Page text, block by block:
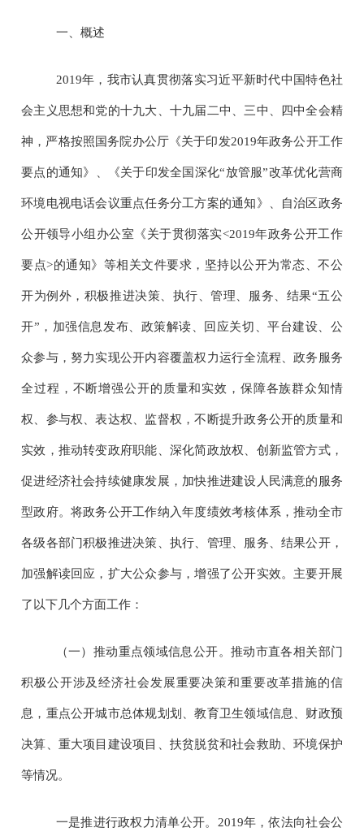
一、概述
2019年，我市认真贯彻落实习近平新时代中国特色社
会主义思想和党的十九大、十九届二中、三中、四中全会精
神，严格按照国务院办公厅《关于印发2019年政务公开工作
要点的通知》、《关于印发全国深化“放管服”改革优化营商
环境电视电话会议重点任务分工方案的通知》、自治区政务
公开领导小组办公室《关于贯彻落实<2019年政务公开工作
要点>的通知》等相关文件要求，坚持以公开为常态、不公
开为例外，积极推进决策、执行、管理、服务、结果“五公
开”，加强信息发布、政策解读、回应关切、平台建设、公
众参与，努力实现公开内容覆盖权力运行全流程、政务服务
全过程，不断增强公开的质量和实效，保障各族群众知情
权、参与权、表达权、监督权，不断提升政务公开的质量和
实效，推动转变政府职能、深化简政放权、创新监管方式，
促进经济社会持续健康发展，加快推进建设人民满意的服务
型政府。将政务公开工作纳入年度绩效考核体系，推动全市
各级各部门积极推进决策、执行、管理、服务、结果公开，
加强解读回应，扩大公众参与，增强了公开实效。主要开展
了以下几个方面工作：
（一）推动重点领域信息公开。推动市直各相关部门
积极公开涉及经济社会发展重要决策和重要改革措施的信
息，重点公开城市总体规划划、教育卫生领域信息、财政预
决算、重大项目建设项目、扶贫脱贫和社会救助、环境保护
等情况。
一是推进行政权力清单公开。 2019年，依法向社会公